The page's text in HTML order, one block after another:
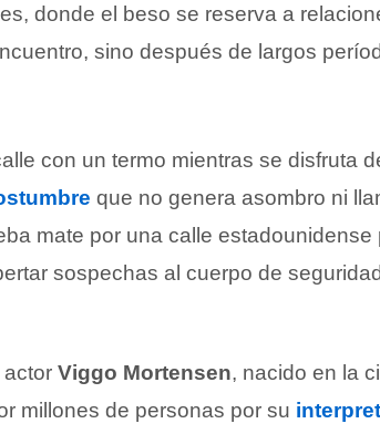
donde el beso se reserva a
sino después de largos
con un termo mientras se disfruta
que no genera asombro ni
mate por una calle estadounidense
sospechas al cuerpo de
Viggo Mortensen, nacido en la
millones de personas por su